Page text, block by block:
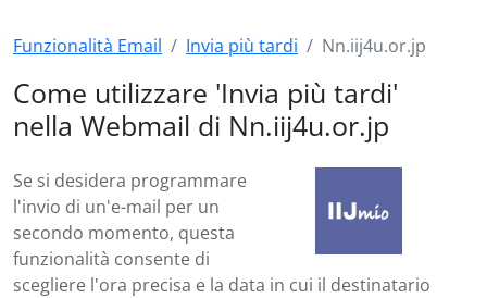
Funzionalità Email Invia più tardi Nn.iij4u.or.jp
Come utilizzare 'Invia più tardi'
nella Webmail di Nn.iij4u.or.jp
Se si desidera programmare
l'invio di un'e-mail per un
secondo momento, questa
funzionalità consente di
scegliere l'ora precisa e la data in cui il destinatario